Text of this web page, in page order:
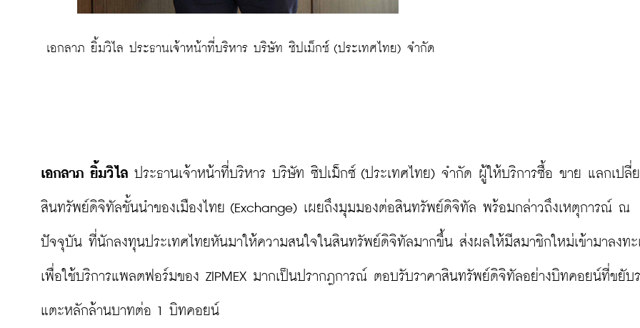
เอกลาภ ยิ้มวิไล ประธานเจ้าหน้าที่บริหาร บริษัท ซิปเม็กซ์ (ประเทศไทย) จำกัด
เอกลาภ ยิ้มวิไล ประธานเจ้าหน้าที่บริหาร บริษัท ซิปเม็กซ์ (ประเทศไทย) จำกัด ผู้ให้บริการซื้อ ขาย แลกเปลี่
สินทรัพย์ดิจิทัลชั้นนำของเมืองไทย (Exchange) เผยถึงมุมมองต่อสินทรัพย์ดิจิทัล พร้อมกล่าวถึงเหตุการณ์ ณ
ปัจจุบัน ที่นักลงทุนประเทศไทยหันมาให้ความสนใจในสินทรัพย์ดิจิทัลมากขึ้น ส่งผลให้มีสมาชิกใหม่เข้ามาลงทะ
เพื่อใช้บริการแพลตฟอร์มของ ZIPMEX มากเป็นปรากฎการณ์ ตอบรับราคาสินทรัพย์ดิจิทัลอย่างบิทคอยน์ที่ขยับ
แตะหลักล้านบาทต่อ 1 บิทคอยน์